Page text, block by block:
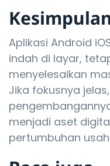
Aplikasi Android
indah di layar,
menyelesaikan
Jika fokusnya
menjadi aset
pertumbuhan